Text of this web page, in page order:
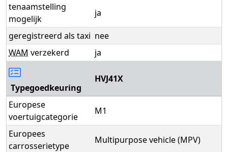
tenaamstelling
mogelijk
ja
geregistreerd als taxi nee
WAM verzekerd ja
Typegoedkeuring
HVJ41X
Europese
voertuigcategorie
M1
Europees
carrosserietype
Multipurpose vehicle (MPV)